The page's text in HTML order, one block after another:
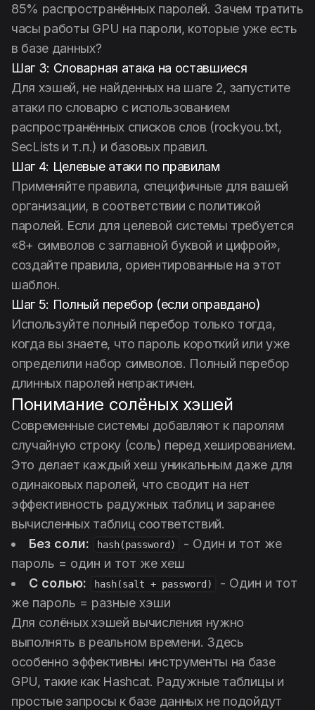
85% распространённых паролей. Зачем тратить
часы работы GPU на пароли, которые уже есть
в базе данных?
Шаг 3: Словарная атака на оставшиеся
Для хэшей, не найденных на шаге 2, запустите
атаки по словарю с использованием
распространённых списков слов (rockyou.txt,
SecLists и т.п.) и базовых правил.
Шаг 4: Целевые атаки по правилам
Применяйте правила, специфичные для вашей
организации, в соответствии с политикой
паролей. Если для целевой системы требуется
«8+ символов с заглавной буквой и цифрой»,
создайте правила, ориентированные на этот
шаблон.
Шаг 5: Полный перебор (если оправдано)
Используйте полный перебор только тогда,
когда вы знаете, что пароль короткий или уже
определили набор символов. Полный перебор
длинных паролей непрактичен.
Понимание солёных хэшей
Современные системы добавляют к паролям
случайную строку (соль) перед хешированием.
Это делает каждый хеш уникальным даже для
одинаковых паролей, что сводит на нет
эффективность радужных таблиц и заранее
вычисленных таблиц соответствий.
Без соли:
hash(password)
- Один и тот же
пароль = один и тот же хеш
С солью:
hash(salt + password)
- Один и тот
же пароль = разные хэши
Для солёных хэшей вычисления нужно
выполнять в реальном времени. Здесь
особенно эффективны инструменты на базе
GPU, такие как Hashcat. Радужные таблицы и
простые запросы к базе данных не подойдут